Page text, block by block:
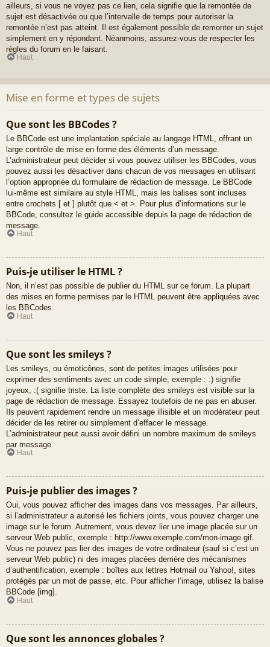
ailleurs, si vous ne voyez pas ce lien, cela signifie que la remontée de
sujet est désactivée ou que l’intervalle de temps pour autoriser la
remontée n’est pas atteint. Il est également possible de remonter un sujet
simplement en y répondant. Néanmoins, assurez-vous de respecter les
règles du forum en le faisant.
Haut
Mise en forme et types de sujets
Que sont les BBCodes ?
Le BBCode est une implantation spéciale au langage HTML, offrant un
large contrôle de mise en forme des éléments d’un message.
L’administrateur peut décider si vous pouvez utiliser les BBCodes, vous
pouvez aussi les désactiver dans chacun de vos messages en utilisant
l’option appropriée du formulaire de rédaction de message. Le BBCode
lui-même est similaire au style HTML, mais les balises sont incluses
entre crochets [ et ] plutôt que < et >. Pour plus d’informations sur le
BBCode, consultez le guide accessible depuis la page de rédaction de
message.
Haut
Puis-je utiliser le HTML ?
Non, il n’est pas possible de publier du HTML sur ce forum. La plupart
des mises en forme permises par le HTML peuvent être appliquées avec
les BBCodes.
Haut
Que sont les smileys ?
Les smileys, ou émoticônes, sont de petites images utilisées pour
exprimer des sentiments avec un code simple, exemple : :) signifie
joyeux, :( signifie triste. La liste complète des smileys est visible sur la
page de rédaction de message. Essayez toutefois de ne pas en abuser.
Ils peuvent rapidement rendre un message illisible et un modérateur peut
décider de les retirer ou simplement d’effacer le message.
L’administrateur peut aussi avoir défini un nombre maximum de smileys
par message.
Haut
Puis-je publier des images ?
Oui, vous pouvez afficher des images dans vos messages. Par ailleurs,
si l’administrateur a autorisé les fichiers joints, vous pouvez charger une
image sur le forum. Autrement, vous devez lier une image placée sur un
serveur Web public, exemple : http://www.exemple.com/mon-image.gif.
Vous ne pouvez pas lier des images de votre ordinateur (sauf si c’est un
serveur Web public) ni des images placées derrière des mécanismes
d’authentification, exemple : boîtes aux lettres Hotmail ou Yahoo!, sites
protégés par un mot de passe, etc. Pour afficher l’image, utilisez la balise
BBCode [img].
Haut
Que sont les annonces globales ?